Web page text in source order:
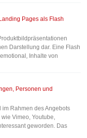
Pages als Flash
Darstellung dar. Eine Flash
Inhalte von
Personen und
Rahmen des Angebots
Vimeo, Youtube,
geworden. Das